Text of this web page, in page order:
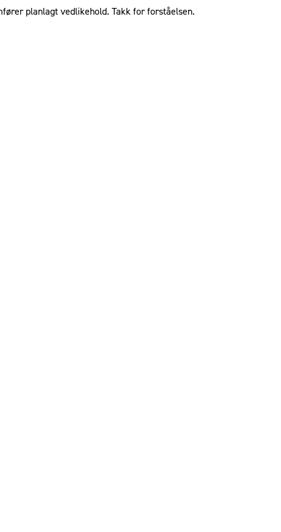
planlagt vedlikehold. Takk for forståelsen.